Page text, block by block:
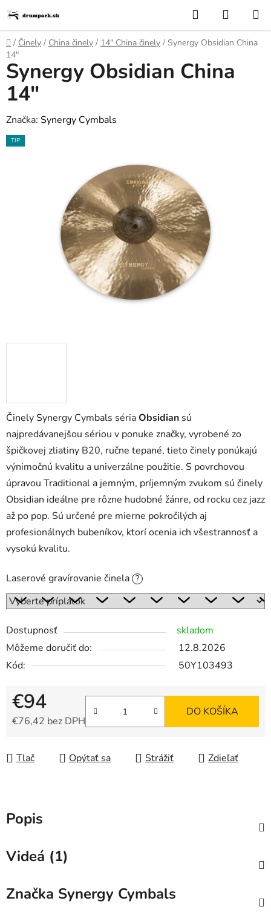
na
obsah
Hľadať
KOŠÍK
Domov
/ Činely / China činely / 14″ China činely / Synergy Obsidian China
14"
Činely Synergy Cymbals sériaObsidian sú
najpredávanejšou sériou v ponuke značky, vyrobené zo
špičkovej zliatiny B20, ručne tepané, tieto činely ponúkajú
výnimočnú kvalitu a univerzálne použitie. S povrchovou
úpravou Traditional a jemným, príjemným zvukom sú činely
Obsidian ideálne pre rôzne hudobné žánre, od rocku cez jazz
až po pop. Sú určené pre mierne pokročilých aj
profesionálnych bubeníkov, ktorí ocenia ich všestrannosť a
vysokú kvalitu.
Laserové gravírovanie činela ?
Dostupnosť
skladom
Môžeme doručiť do:
12.8.2026
Kód:
50Y103493
€94
€76,42 bez DPH
DO KOŠÍKA
Tlač Opýtať sa Strážiť Zdieľať
Synergy Obsidian China
14"
Značka: Synergy Cymbals
TIP
Popis
Videá (1)
Značka Synergy Cymbals